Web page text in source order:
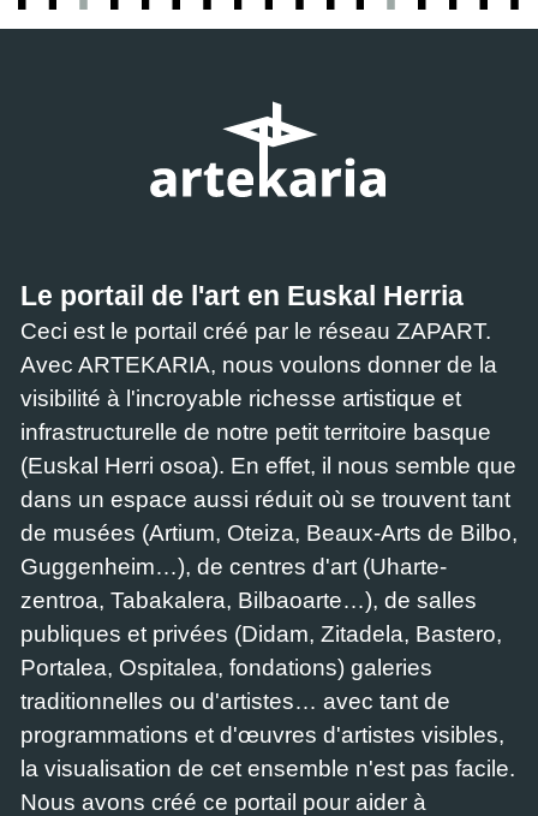
Le portail de l'art en Euskal Herria
Ceci est le portail créé par le réseau ZAPART.
Avec ARTEKARIA, nous voulons donner de la
visibilité à l'incroyable richesse artistique et
infrastructurelle de notre petit territoire basque
(Euskal Herri osoa). En effet, il nous semble que
dans un espace aussi réduit où se trouvent tant
de musées (Artium, Oteiza, Beaux-Arts de Bilbo,
Guggenheim…), de centres d'art (Uharte-
zentroa, Tabakalera, Bilbaoarte…), de salles
publiques et privées (Didam, Zitadela, Bastero,
Portalea, Ospitalea, fondations) galeries
traditionnelles ou d'artistes… avec tant de
programmations et d'œuvres d'artistes visibles,
la visualisation de cet ensemble n'est pas facile.
Nous avons créé ce portail pour aider à